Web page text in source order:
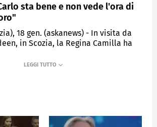
sta bene e non vede l'ora di
18 gen. (askanews) - In visita da
in Scozia, la Regina Camilla ha
si vede Camilla che scende dall'auto
modo discreto al personale della
in modo specifico.